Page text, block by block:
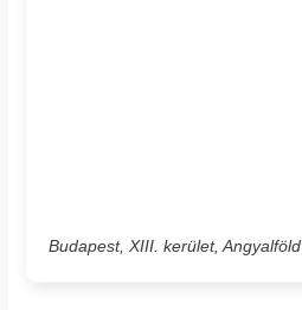
Budapest, XIII. kerület, Angyalföld